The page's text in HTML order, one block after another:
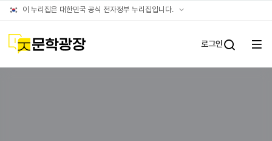
이 누리집은 대한민국 공식 전자정부 누리집입니다. 공식
문학광장 로그인
전체